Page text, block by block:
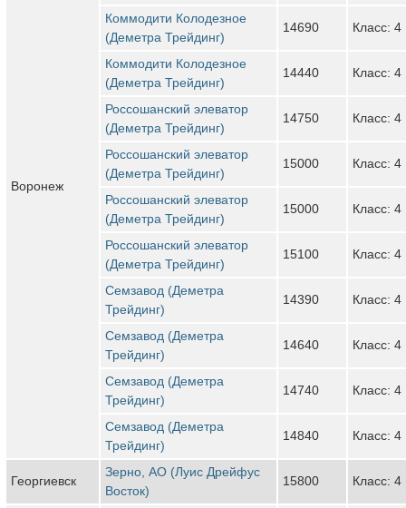
Воронеж
Коммодити Колодезное
(Деметра Трейдинг)
14690 Класс: 4
Коммодити Колодезное
(Деметра Трейдинг)
14440 Класс: 4
Россошанский элеватор
(Деметра Трейдинг)
14750 Класс: 4
Россошанский элеватор
(Деметра Трейдинг)
15000 Класс: 4
Россошанский элеватор
(Деметра Трейдинг)
15000 Класс: 4
Россошанский элеватор
(Деметра Трейдинг)
15100 Класс: 4
Семзавод (Деметра
Трейдинг)
14390 Класс: 4
Семзавод (Деметра
Трейдинг)
14640 Класс: 4
Семзавод (Деметра
Трейдинг)
14740 Класс: 4
Семзавод (Деметра
Трейдинг)
14840 Класс: 4
Георгиевск
Зерно, АО (Луис Дрейфус
Восток)
15800 Класс: 4